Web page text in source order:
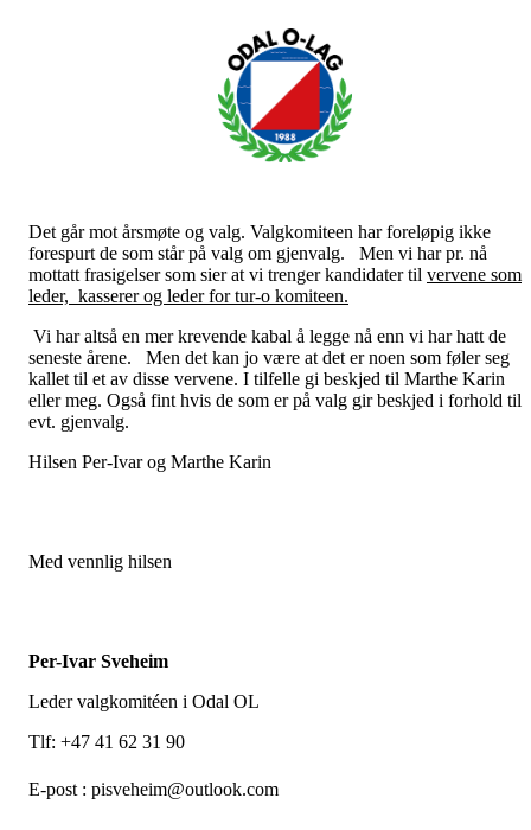
Det går mot årsmøte og valg. Valgkomiteen har foreløpig ikke
forespurt de som står på valg om gjenvalg. Men vi har pr. nå
mottatt frasigelser som sier at vi trenger kandidater til vervene som
leder, kasserer og leder for tur-o komiteen.
Vi har altså en mer krevende kabal å legge nå enn vi har hatt de
seneste årene. Men det kan jo være at det er noen som føler seg
kallet til et av disse vervene. I tilfelle gi beskjed til Marthe Karin
eller meg. Også fint hvis de som er på valg gir beskjed i forhold til
evt. gjenvalg.
Hilsen Per-Ivar og Marthe Karin
Med vennlig hilsen
Per-Ivar Sveheim
Leder valgkomitéen i Odal OL
Tlf: +47 41 62 31 90
E-post : pisveheim@outlook.com